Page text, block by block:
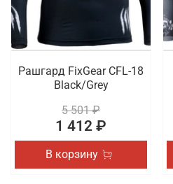
Рашгард FixGear CFL-18
Black/Grey
5 501 ₽
1 412 ₽
В корзину